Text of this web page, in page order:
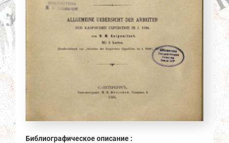
Библиографическое описание :